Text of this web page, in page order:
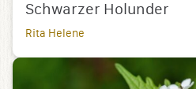
Schwarzer Holunder
Rita Helene